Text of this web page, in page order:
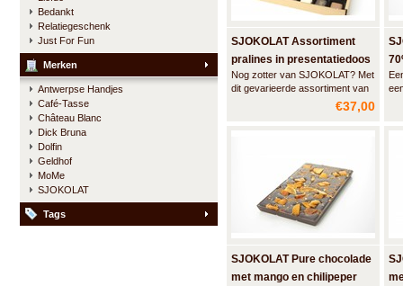
Bedankt
Relatiegeschenk
Just For Fun
Merken
Antwerpse Handjes
Café-Tasse
Château Blanc
Dick Bruna
Dolfin
Geldhof
MoMe
SJOKOLAT
Tags
SJOKOLAT Assortiment
pralines in presentatiedoos
- 45 st
Nog zotter van SJOKOLAT? Met
dit gevarieerde assortiment van
40 pralines maak je iedere
chocolade liefhebber gelukkig.
€37,00
SJOKOLAT Pure chocolade
met mango en chilipeper